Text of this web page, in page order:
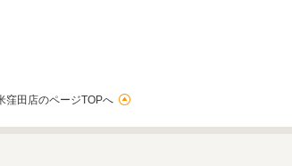
窪田店のページTOPへ